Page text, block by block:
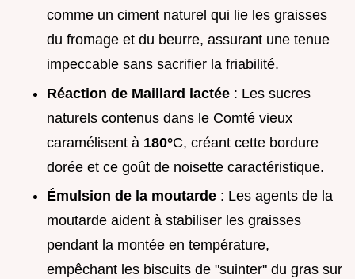
comme un ciment naturel qui lie les graisses
du fromage et du beurre, assurant une tenue
impeccable sans sacrifier la friabilité.
Réaction de Maillard lactée : Les sucres
naturels contenus dans le Comté vieux
caramélisent à 180°C, créant cette bordure
dorée et ce goût de noisette caractéristique.
Émulsion de la moutarde : Les agents de la
moutarde aident à stabiliser les graisses
pendant la montée en température,
empêchant les biscuits de "suinter" du gras sur